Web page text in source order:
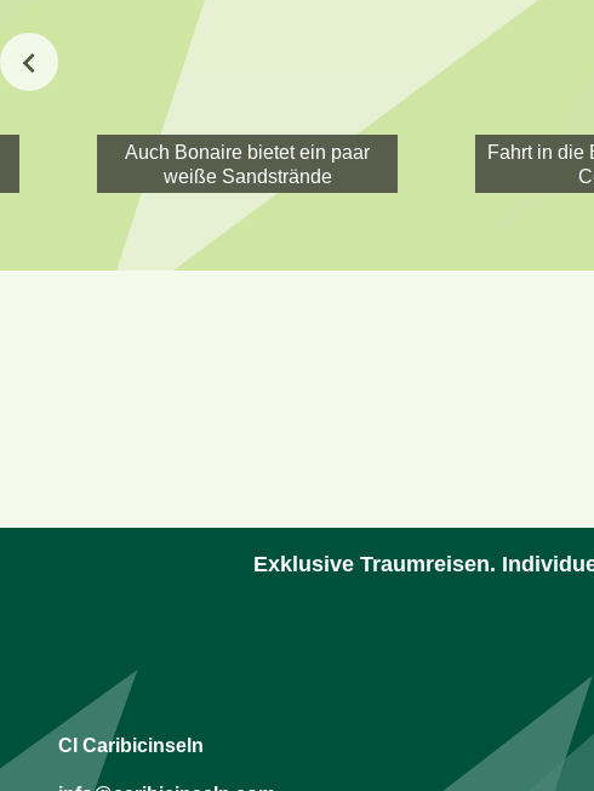
Auch Bonaire bietet ein paar
weiße Sandstrände
Fahrt in die
Exklusive Traumreisen.
CI Caribicinseln